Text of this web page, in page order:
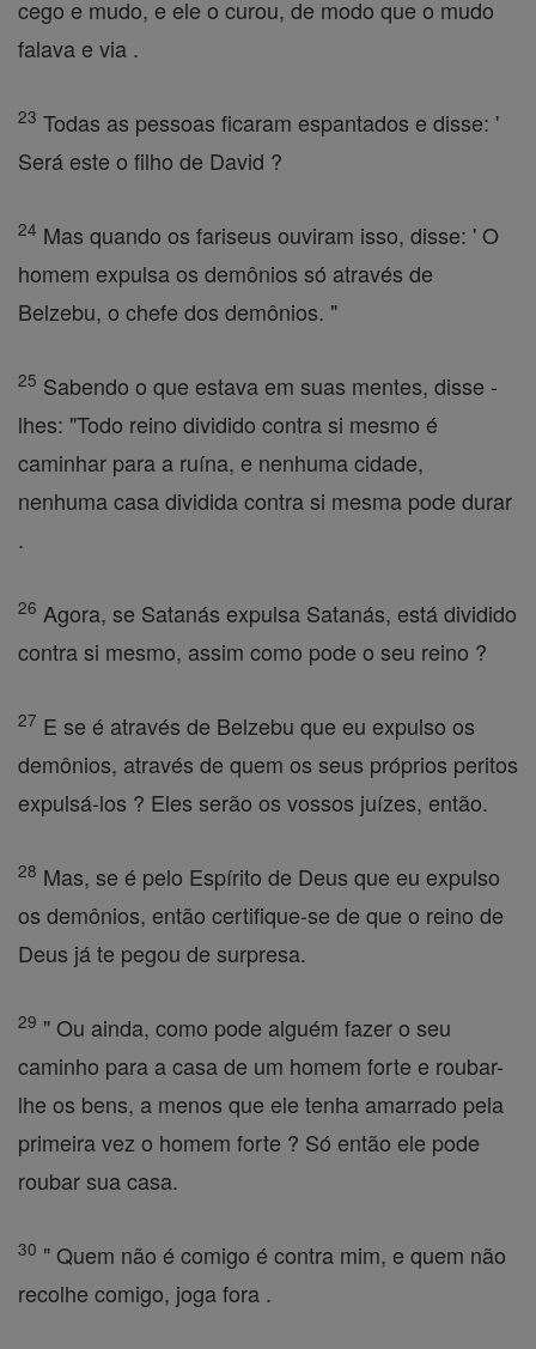
cego e mudo, e ele o curou, de modo que o mudo
falava e via .
23 Todas as pessoas ficaram espantados e disse: '
Será este o filho de David ?
24 Mas quando os fariseus ouviram isso, disse: ' O
homem expulsa os demônios só através de
Belzebu, o chefe dos demônios. "
25 Sabendo o que estava em suas mentes, disse -
lhes: "Todo reino dividido contra si mesmo é
caminhar para a ruína, e nenhuma cidade,
nenhuma casa dividida contra si mesma pode durar
.
26 Agora, se Satanás expulsa Satanás, está dividido
contra si mesmo, assim como pode o seu reino ?
27 E se é através de Belzebu que eu expulso os
demônios, através de quem os seus próprios peritos
expulsá-los ? Eles serão os vossos juízes, então.
28 Mas, se é pelo Espírito de Deus que eu expulso
os demônios, então certifique-se de que o reino de
Deus já te pegou de surpresa.
29 " Ou ainda, como pode alguém fazer o seu
caminho para a casa de um homem forte e roubar-
lhe os bens, a menos que ele tenha amarrado pela
primeira vez o homem forte ? Só então ele pode
roubar sua casa.
30 " Quem não é comigo é contra mim, e quem não
recolhe comigo, joga fora .